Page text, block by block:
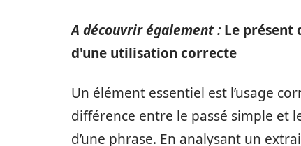
A découvrir également : Le présent
d'une utilisation correcte
Un élément essentiel est l’usage
différence entre le passé simple et
d’une phrase. En analysant un